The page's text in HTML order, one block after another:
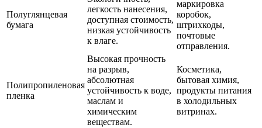
Полуглянцевая
бумага
легкость нанесения,
доступная стоимость,
низкая устойчивость
к влаге.
маркировка
коробок,
штрихкоды,
почтовые
отправления.
Полипропиленовая
пленка
Высокая прочность
на разрыв,
абсолютная
устойчивость к воде,
маслам и
химическим
веществам.
Косметика,
бытовая химия,
продукты питания
в холодильных
витринах.